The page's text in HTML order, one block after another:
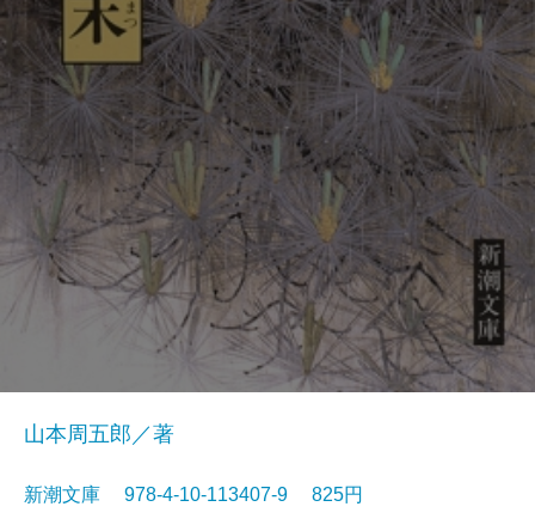
山本周五郎／著
新潮文庫 978-4-10-113407-9 825円